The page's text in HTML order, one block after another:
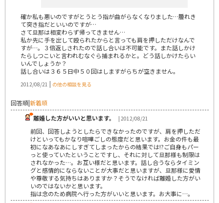
確か私も悪いのですがとうとう指が曲がらなくなりました…腫れき
て突き指だといいのですが…
さて旦那は相変わらず帰ってきません…
私か先に手を出して殴られたからと言っても肩を押しただけなんで
すが…。３倍返しされたので話し合いは不可能です。また話しかけ
たらしつこいと言われむなぐら捕まれるかと。どう話しかけたらい
いんでしょうか？
話し合いは３６５日中５０回はしますがらちが空きません。
2012/08/21 | の他の相談を見る
回答順|新着順
離婚した方がいいと思います。
| 2012/08/21
前回、回答しようとしたらできなかったのですが、肩を押しただ
けといってもかなり喧嘩ごしの態度だと思います。お金の件も最
初になあなあにしすぎてしまったからの結果では!?ご自身もパー
っと使っていたということですし、それに対して旦那様も制限は
されなかった…。お互い様だと思います。話し合うならタイミン
グと感情的にならないことが大事だと思いますが、旦那様に愛情
や尊敬する気持ちはありますか？そうでなければ離婚した方がい
いのではないかと思います。
指は念のため病院へ行った方がいいと思います。お大事に…。